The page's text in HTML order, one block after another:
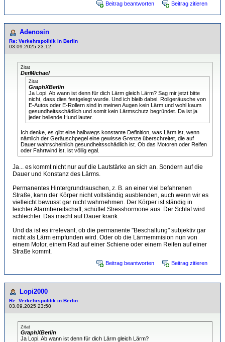
Beitrag beantworten Beitrag zitieren
Adenosin
Re: Verkehrspolitik in Berlin
03.09.2025 23:12
Zitat
DerMichael
Zitat
GraphXBerlin
Ja Lopi. Ab wann ist denn für dich Lärm gleich Lärm? Sag mir jetzt bitte
nicht, dass dies festgelegt wurde. Und ich bleib dabei. Rollgeräusche von
E-Autos oder E-Rollern sind in meinen Augen kein Lärm und wohl kaum
gesundheitsschädlich und somit kein Lärmschutz begründet. Da ist ja
jeder bellende Hund lauter.
Ich denke, es gibt eine halbwegs konstante Definition, was Lärm ist, wenn
nämlich der Geräuschpegel eine gewisse Grenze überschreitet, die auf
Dauer wahrscheinlich gesundheitsschädlich ist. Ob das Motoren oder Reifen
oder Fahrtwind ist, ist völlig egal.
Ja... es kommt nicht nur auf die Lautstärke an sich an. Sondern auf die
Dauer und Konstanz des Lärms.
Permanentes Hintergrundrauschen, z. B. an einer viel befahrenen
Straße, kann der Körper nicht vollständig ausblenden, auch wenn wir es
vielleicht bewusst gar nicht wahrnehmen. Der Körper ist ständig in
leichter Alarmbereitschaft, schüttet Stresshormone aus. Der Schlaf wird
schlechter. Das macht auf Dauer krank.
Und da ist es irrelevant, ob die permanente "Beschallung" subjektiv gar
nicht als Lärm empfunden wird. Oder ob die Lärmemmision nun von
einem Motor, einem Rad auf einer Schiene oder einem Reifen auf einer
Straße kommt.
Beitrag beantworten Beitrag zitieren
Lopi2000
Re: Verkehrspolitik in Berlin
03.09.2025 23:50
Zitat
GraphXBerlin
Ja Lopi. Ab wann ist denn für dich Lärm gleich Lärm?